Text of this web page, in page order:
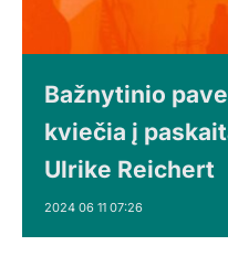
Bažnytinio
kviečia į
Ulrike Reichert
2024 06 11 07:26